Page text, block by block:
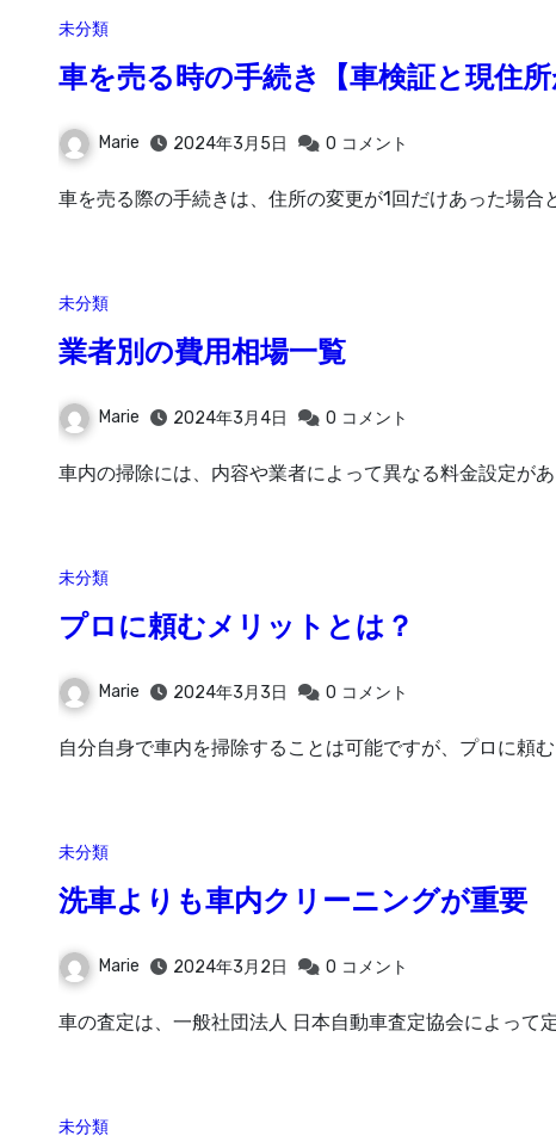
未分類
車を売る時の手続き【車検証と現住所
Marie 2024年3月5日 0 コメント
車を売る際の手続きは、住所の変更が1回だけあった場合
未分類
業者別の費用相場一覧
Marie 2024年3月4日 0 コメント
車内の掃除には、内容や業者によって異なる料金設定が
未分類
プロに頼むメリットとは？
Marie 2024年3月3日 0 コメント
自分自身で車内を掃除することは可能ですが、プロに頼
未分類
洗車よりも車内クリーニングが重要
Marie 2024年3月2日 0 コメント
車の査定は、一般社団法人 日本自動車査定協会によって
未分類